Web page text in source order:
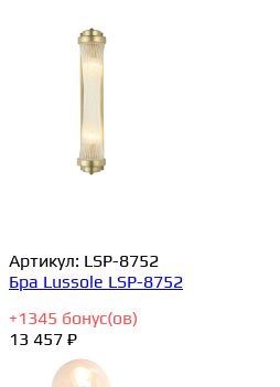
Артикул: LSP-8752
Бра Lussole LSP-8752
+1345 бонус(ов)
13 457 ₽